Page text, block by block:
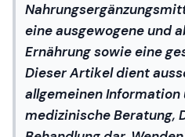
eine ausgewogene und
Ernährung sowie eine
Dieser Artikel dient
allgemeinen
medizinische Beratung,